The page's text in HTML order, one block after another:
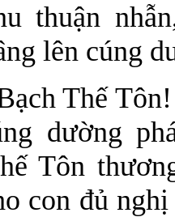
thuận
lên cúng
Thế
dường
Tôn
con đủ